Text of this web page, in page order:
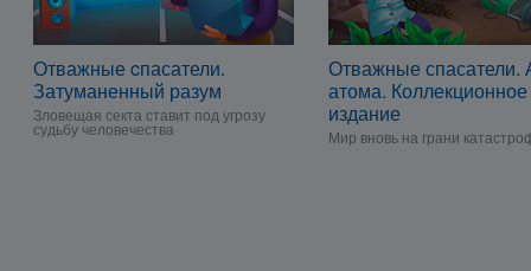
Отважные cпасатели.
Затуманенный разум
Зловещая секта ставит под угрозу
судьбу человечества
Отважные спасатели.
атома. Коллекционное
издание
Мир вновь на грани